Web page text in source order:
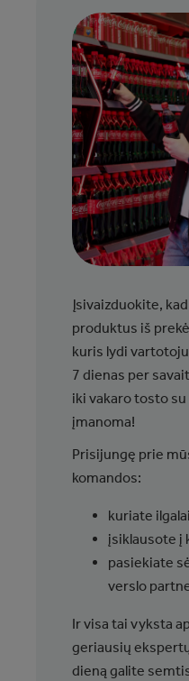
Įsivaizduokite,
produktus iš
kuris lydi
7 dienas per
iki vakaro tosto su
įmanoma!
Prisijungę prie
komandos:
kuriate
įsiklausote į
pasiekiate
verslo
Ir visa tai vyksta
geriausių
dieną galite